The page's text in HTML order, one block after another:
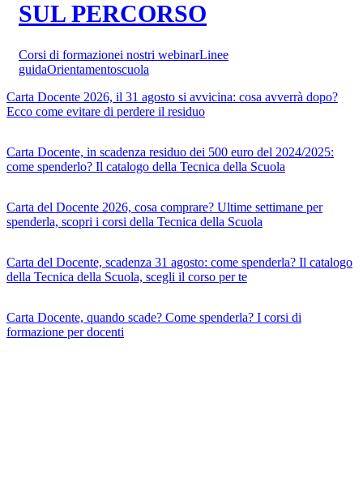
SUL PERCORSO
Corsi di formazionei nostri webinarLinee
guidaOrientamentoscuola
Carta Docente 2026, il 31 agosto si avvicina: cosa avverrà dopo?
Ecco come evitare di perdere il residuo
Carta Docente, in scadenza residuo dei 500 euro del 2024/2025:
come spenderlo? Il catalogo della Tecnica della Scuola
Carta del Docente 2026, cosa comprare? Ultime settimane per
spenderla, scopri i corsi della Tecnica della Scuola
Carta del Docente, scadenza 31 agosto: come spenderla? Il catalogo
della Tecnica della Scuola, scegli il corso per te
Carta Docente, quando scade? Come spenderla? I corsi di
formazione per docenti